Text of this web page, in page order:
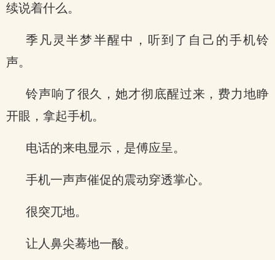
续说着什么。
季凡灵半梦半醒中，听到了自己的手机铃
声。
铃声响了很久，她才彻底醒过来，费力地睁
开眼，拿起手机。
电话的来电显示，是傅应呈。
手机一声声催促的震动穿透掌心。
很突兀地。
让人鼻尖蓦地一酸。